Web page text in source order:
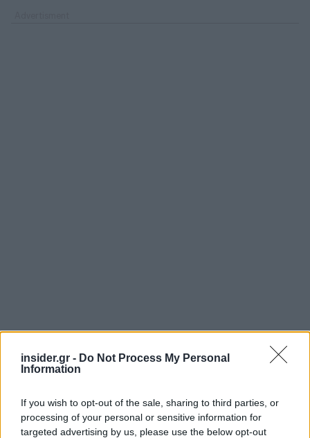
insider.gr - Do Not Process My Personal
Information
If you wish to opt-out of the sale, sharing to third parties, or
processing of your personal or sensitive information for
targeted advertising by us, please use the below opt-out